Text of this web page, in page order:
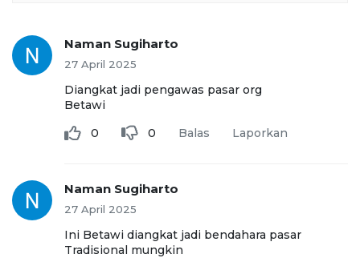
Naman Sugiharto
27 April 2025
Diangkat jadi pengawas pasar org
Betawi
0
0 Balas Laporkan
Naman Sugiharto
27 April 2025
Ini Betawi diangkat jadi bendahara pasar
Tradisional mungkin